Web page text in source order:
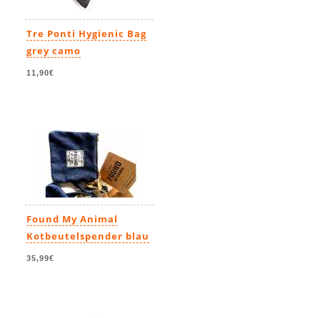
Tre Ponti Hygienic Bag
grey camo
11,90€
Found My Animal
Kotbeutelspender blau
35,99€